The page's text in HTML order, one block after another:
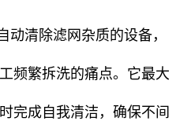
动清除滤网杂质的设备，
频繁拆洗的痛点。它最大
完成自我清洁，确保不间